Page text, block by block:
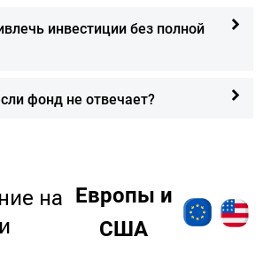
инвестиции без полной
фонд не отвечает?
на Европы и
США